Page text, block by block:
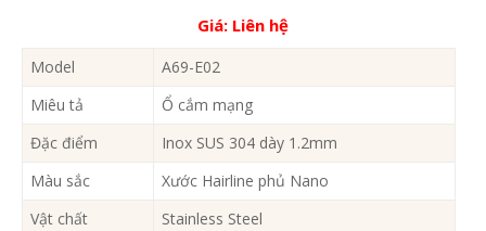
Giá: Liên hệ
Model
A69-E02
Miêu tả
Ổ cắm mạng
Đặc điểm
Inox SUS 304 dày 1.2mm
Màu sắc
Xước Hairline phủ Nano
Vật chất
Stainless Steel